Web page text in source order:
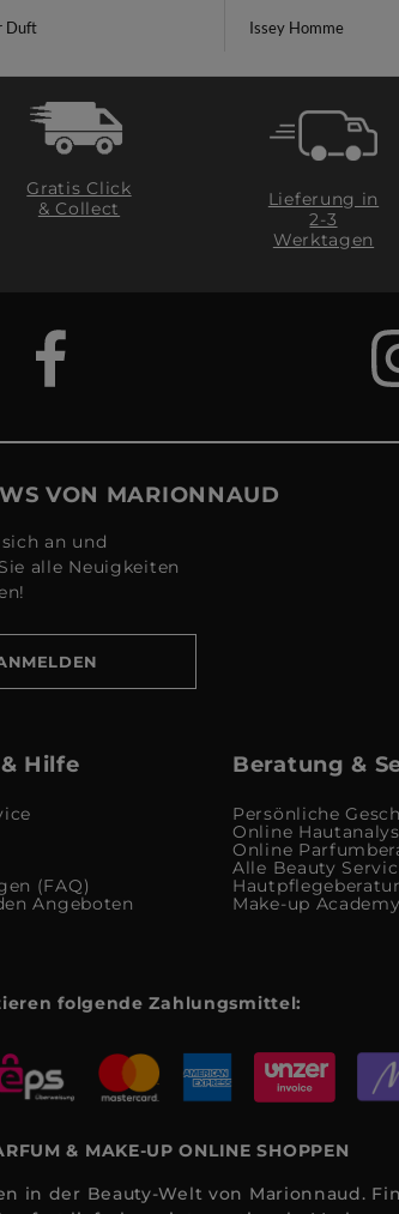
Duft Issey Homme
Gratis Click
& Collect
Lieferung in
2-3
Werktagen
VON MARIONNAUD
an und
alle Neuigkeiten
Hilfe
(FAQ)
Angeboten
Beratung &
Persönliche
Online
Online
Alle Beauty
Make-up Academy
folgende Zahlungsmittel:
& MAKE-UP ONLINE SHOPPEN
in der Beauty-Welt von Marionnaud.